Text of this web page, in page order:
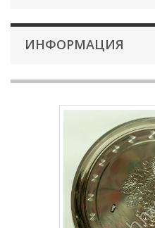
ИНФОРМАЦИЯ